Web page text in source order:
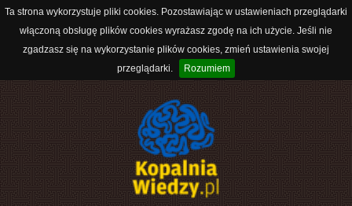
Ta strona wykorzystuje pliki cookies. Pozostawiając w ustawieniach przeglądarki
włączoną obsługę plików cookies wyrażasz zgodę na ich użycie. Jeśli nie
zgadzasz się na wykorzystanie plików cookies, zmień ustawienia swojej
przeglądarki.
Rozumiem